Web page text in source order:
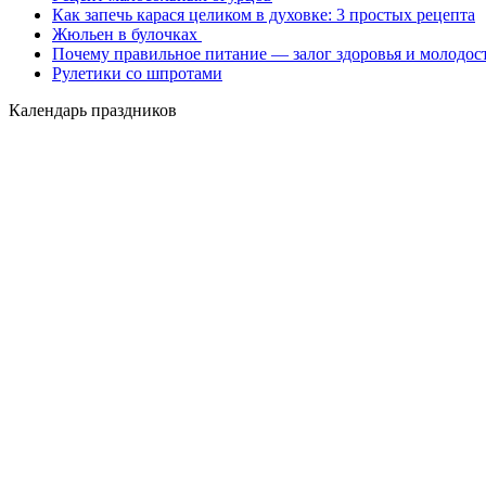
Как запечь карася целиком в духовке: 3 простых рецепта
Жюльен в булочках
Почему правильное питание — залог здоровья и
Рулетики со шпротами
Календарь праздников